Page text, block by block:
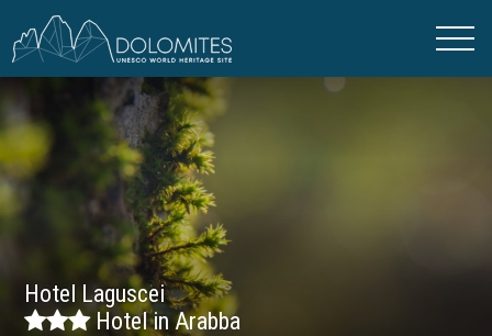
Hotel Laguscei
Hotel in Arabba